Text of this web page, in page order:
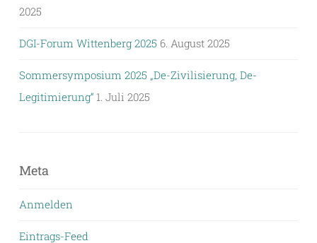
2025
DGI-Forum Wittenberg 2025 6. August 2025
Sommersymposium 2025 „De-Zivilisierung, De-
Legitimierung“ 1. Juli 2025
Meta
Anmelden
Eintrags-Feed